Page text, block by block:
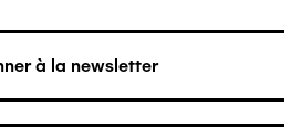
à la newsletter